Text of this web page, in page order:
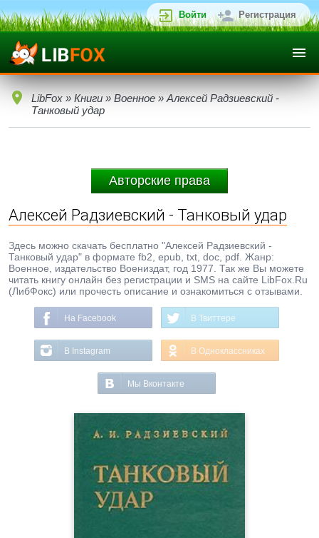
Войти Регистрация
LibFox » Книги » Военное » Алексей Радзиевский -
Танковый удар
Авторские права
Алексей Радзиевский - Танковый удар
Здесь можно скачать бесплатно "Алексей Радзиевский -
Танковый удар" в формате fb2, epub, txt, doc, pdf. Жанр:
Военное, издательство Воениздат, год 1977. Так же Вы можете
читать книгу онлайн без регистрации и SMS на сайте LibFox.Ru
(ЛибФокс) или прочесть описание и ознакомиться с отзывами.
На Facebook В Твиттере
В Instagram В Одноклассниках
Мы Вконтакте